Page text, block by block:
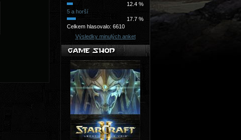
12.4 %
5 a horší
17.7 %
Celkem hlasovalo: 6610
Výsledky minulých anket